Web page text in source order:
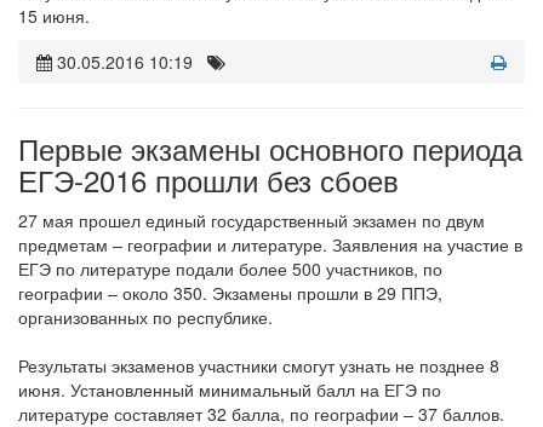
15 июня.
30.05.2016 10:19
Первые экзамены основного периода
ЕГЭ-2016 прошли без сбоев
27 мая прошел единый государственный экзамен по двум
предметам – географии и литературе. Заявления на участие в
ЕГЭ по литературе подали более 500 участников, по
географии – около 350. Экзамены прошли в 29 ППЭ,
организованных по республике.
Результаты экзаменов участники смогут узнать не позднее 8
июня. Установленный минимальный балл на ЕГЭ по
литературе составляет 32 балла, по географии – 37 баллов.